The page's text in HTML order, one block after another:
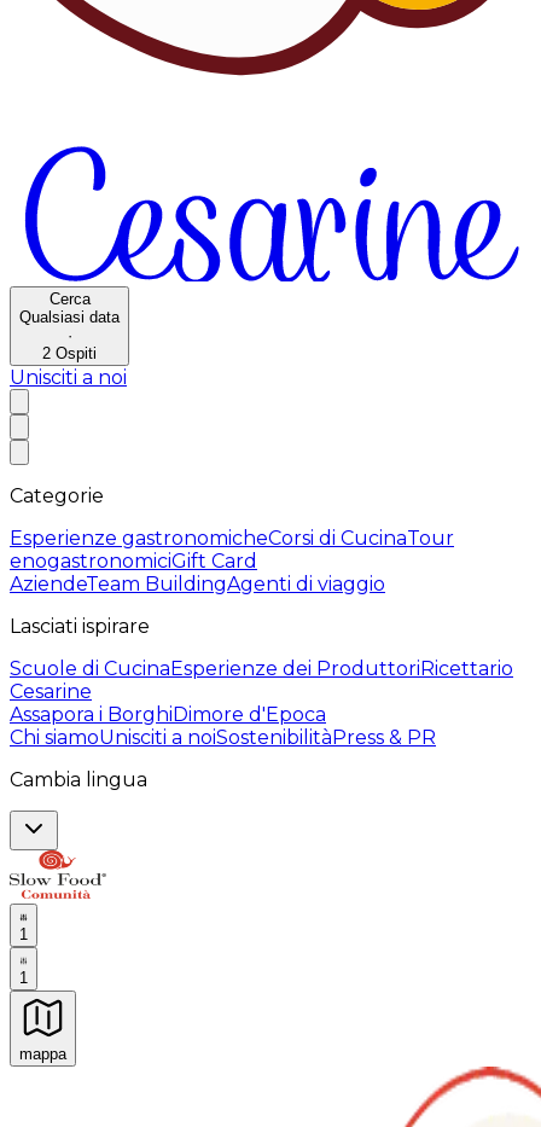
Cerca
Qualsiasi data
·
2 Ospiti
Unisciti a noi
Categorie
Esperienze gastronomicheCorsi di CucinaTour
enogastronomiciGift Card
AziendeTeam BuildingAgenti di viaggio
Lasciati ispirare
Scuole di CucinaEsperienze dei ProduttoriRicettario
Cesarine
Assapora i BorghiDimore d'Epoca
Chi siamoUnisciti a noiSostenibilitàPress & PR
Cambia lingua
1
1
mappa
Esperienze culinarie indimenticabili: Esperienze